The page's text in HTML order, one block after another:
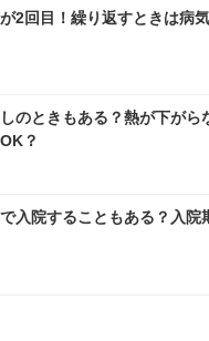
2回目！繰り返すときは病
のときもある？熱が下がら
？
入院することもある？入院